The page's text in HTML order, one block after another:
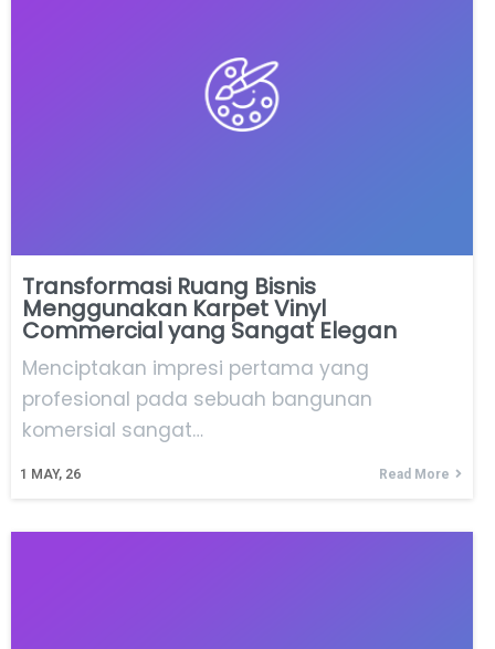
Transformasi Ruang Bisnis
Menggunakan Karpet Vinyl
Commercial yang Sangat Elegan
1 MAY, 26
Menciptakan impresi pertama yang
profesional pada sebuah bangunan
komersial sangat…
Read More